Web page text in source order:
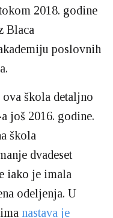
2018. godine
Blaca
poslovnih
škola detaljno
još 2016. godine.
škola
dvadeset
iako je imala
odeljenja. U
nastava je